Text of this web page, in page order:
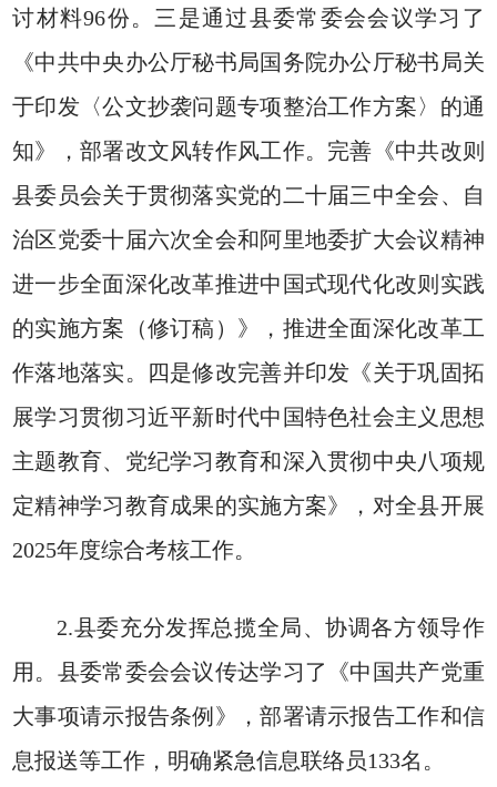
讨材料96份。三是通过县委常委会会议学习了
《中共中央办公厅秘书局国务院办公厅秘书局关
于印发〈公文抄袭问题专项整治工作方案〉的通
知》，部署改文风转作风工作。完善《中共改则
县委员会关于贯彻落实党的二十届三中全会、自
治区党委十届六次全会和阿里地委扩大会议精神
进一步全面深化改革推进中国式现代化改则实践
的实施方案（修订稿）》，推进全面深化改革工
作落地落实。四是修改完善并印发《关于巩固拓
展学习贯彻习近平新时代中国特色社会主义思想
主题教育、党纪学习教育和深入贯彻中央八项规
定精神学习教育成果的实施方案》，对全县开展
2025年度综合考核工作。
2.县委充分发挥总揽全局、协调各方领导作
用。县委常委会会议传达学习了《中国共产党重
大事项请示报告条例》，部署请示报告工作和信
息报送等工作，明确紧急信息联络员133名。